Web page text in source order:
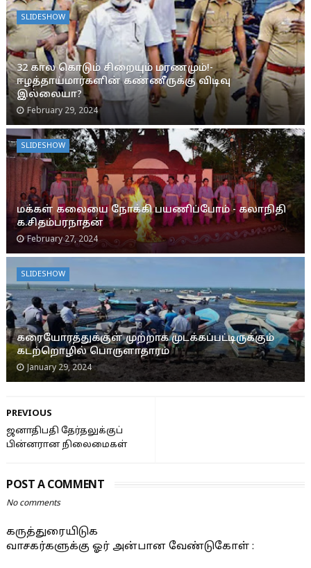
SLIDESHOW
32 கால கொடும் சிறையும் மரணமும்!-
ஈழத்தாய்மார்களின் கண்ணீருக்கு விடிவு
இல்லையா?
February 29, 2024
SLIDESHOW
மக்கள் கலையை நோக்கி பயணிப்போம் - கலாநிதி
க.சிதம்பரநாதன்
February 27, 2024
SLIDESHOW
கரையோரத்துக்குள் முற்றாக முடக்கப்பட்டிருக்கும்
கடற்றொழில் பொருளாதாரம்
January 29, 2024
PREVIOUS
ஜனாதிபதி தேர்தலுக்குப்
பின்னரான நிலைமைகள்
POST A COMMENT
No comments
கருத்துரையிடுக
வாசகர்களுக்கு ஓர் அன்பான வேண்டுகோள் :